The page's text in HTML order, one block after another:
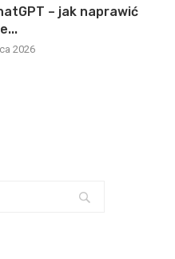
– jak naprawić
2026